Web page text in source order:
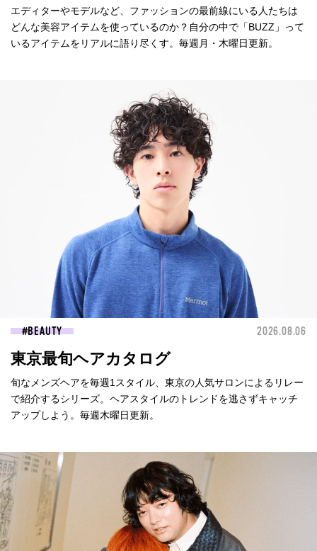
エディターやモデルなど、ファッションの最前線にいる人たちは
どんな美容アイテムを使っているのか？自分の中で「BUZZ」って
いるアイテムをリアルに語り尽くす。毎週月・木曜日更新。
BEAUTY 2026.08.06
東京最旬ヘアカタログ
旬なメンズヘアを毎週1スタイル、東京の人気サロンによるリレー
で紹介するシリーズ。ヘアスタイルのトレンドを逃さずキャッチ
アップしよう。毎週木曜日更新。